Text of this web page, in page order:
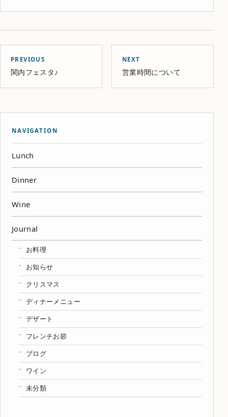
PREVIOUS
関内フェスタ♪
NEXT
営業時間について
NAVIGATION
Lunch
Dinner
Wine
Journal
お料理
お知らせ
クリスマス
ディナーメニュー
デザート
フレンチお節
ブログ
ワイン
未分類